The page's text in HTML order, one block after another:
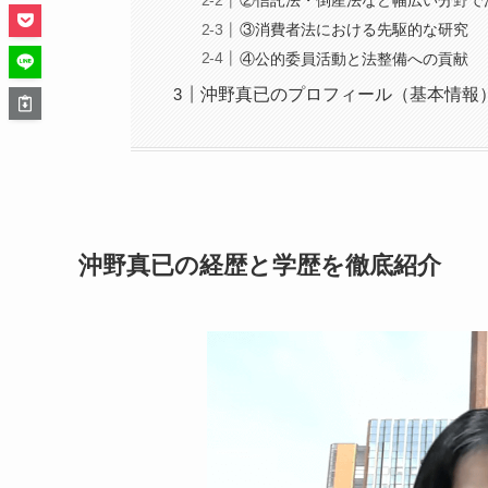
③消費者法における先駆的な研究
④公的委員活動と法整備への貢献
沖野真已のプロフィール（基本情報
沖野真已の経歴と学歴を徹底紹介